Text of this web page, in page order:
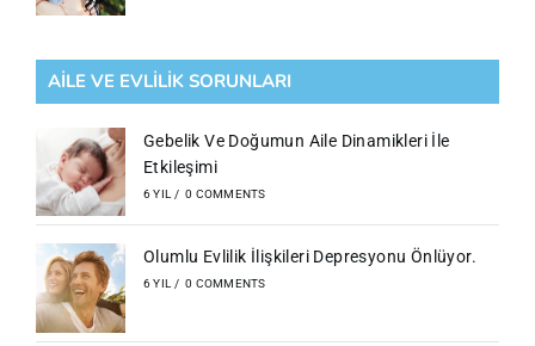
AILE VE EVLILIK SORUNLARI
Gebelik Ve Doğumun Aile Dinamikleri İle
Etkileşimi
6 YIL / 0 COMMENTS
Olumlu Evlilik İlişkileri Depresyonu Önlüyor.
6 YIL / 0 COMMENTS